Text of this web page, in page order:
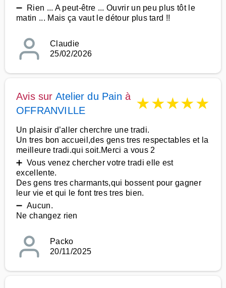
➖ Rien ... A peut-être ... Ouvrir un peu plus tôt le
matin ... Mais ça vaut le détour plus tard !!
Claudie
25/02/2026
Avis sur Atelier du Pain à
OFFRANVILLE
★★★★★
Un plaisir d’aller cherchre une tradi.
Un tres bon accueil,des gens tres respectables et la
meilleure tradi.qui soit.Merci a vous 2
➕ Vous venez chercher votre tradi elle est
excellente.
Des gens tres charmants,qui bossent pour gagner
leur vie et qui le font tres tres bien.
➖ Aucun.
Ne changez rien
Packo
20/11/2025